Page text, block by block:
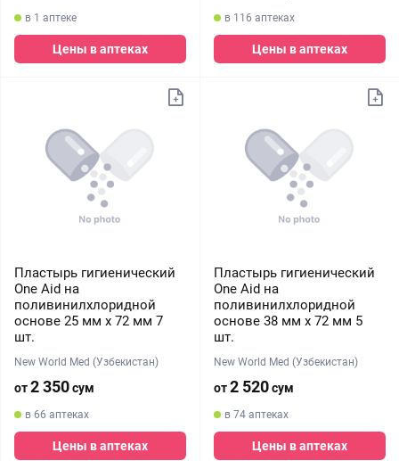
в 1 аптеке
Цены в аптеках
в 116 аптеках
Цены в аптеках
Пластырь гигиенический
One Aid на
поливинилхлоридной
основе 25 мм х 72 мм 7
шт.
New World Med (Узбекистан)
от2 350сум
в 66 аптеках
Цены в аптеках
Пластырь гигиенический
One Aid на
поливинилхлоридной
основе 38 мм х 72 мм 5
шт.
New World Med (Узбекистан)
от2 520сум
в 74 аптеках
Цены в аптеках